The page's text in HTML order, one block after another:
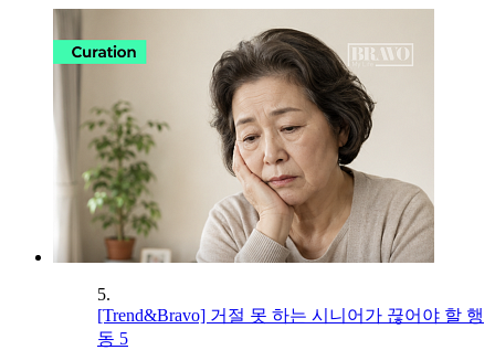
5.
[Trend&Bravo] 거절 못 하는 시니어가 끊어야 할 행
동 5